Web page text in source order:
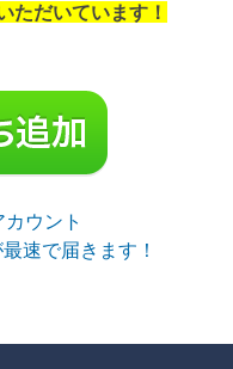
ただいています！
ウント
速で届きます！